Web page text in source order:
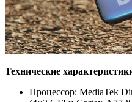
Технические
Процессор: MediaTek